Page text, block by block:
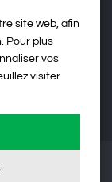
Rubik
site web, afin
Pour plus
vos
visiter